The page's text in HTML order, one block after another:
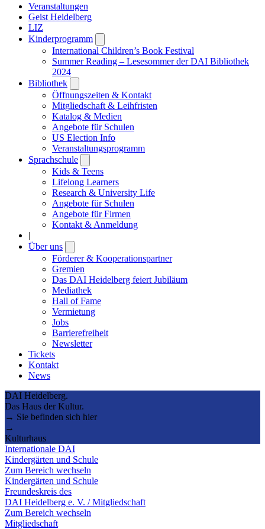
Veranstaltungen
Geist Heidelberg
LIZ
Kinderprogramm
submenu
International Children’s Book Festival
Summer Reading – Lesesommer der DAI Bibliothek
2024
Bibliothek
submenu
Öffnungszeiten & Kontakt
Mitgliedschaft & Leihfristen
Katalog & Medien
Angebote für Schulen
US Election Info
Veranstaltungsprogramm
Sprachschule
submenu
Kids & Teens
Lifelong Learners
Research & University Life
Angebote für Schulen
Angebote für Firmen
Kontakt & Anmeldung
|
Über uns
submenu
Förderer & Kooperationspartner
Gremien
Das DAI Heidelberg feiert Jubiläum
Mediathek
Hall of Fame
Vermietung
Jobs
Barrierefreiheit
Newsletter
Tickets
Kontakt
News
DAI Heidelberg.
Das Haus der Kultur.
→ Sie befinden sich hier
→
Kulturhaus
Internationale DAI
Kindergärten und Schule
Zum Bereich wechseln
Kindergärten und Schule
Freundeskreis des
DAI Heidelberg e. V. / Mitgliedschaft
Zum Bereich wechseln
Mitgliedschaft